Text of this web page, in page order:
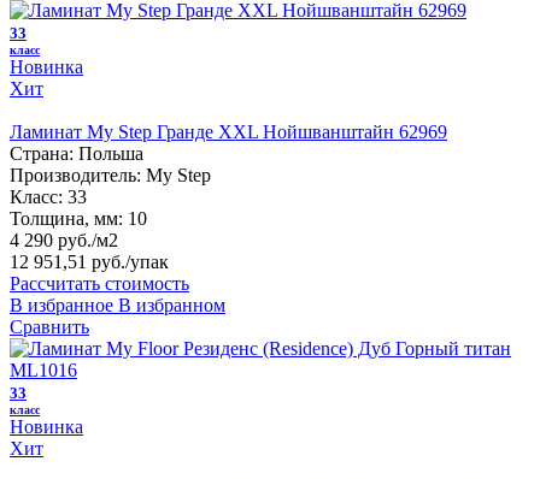
33
класс
Новинка
Хит
Ламинат My Step Гранде XXL Нойшванштайн 62969
Страна: Польша
Производитель: My Step
Класс: 33
Толщина, мм: 10
4 290 руб./м2
12 951,51 руб./упак
Рассчитать стоимость
В избранное В избранном
Сравнить
33
класс
Новинка
Хит